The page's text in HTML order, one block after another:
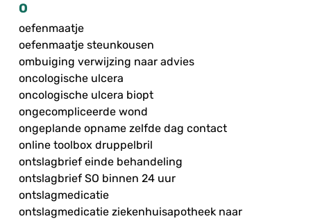
O
oefenmaatje
oefenmaatje steunkousen
ombuiging verwijzing naar advies
oncologische ulcera
oncologische ulcera biopt
ongecompliceerde wond
ongeplande opname zelfde dag contact
online toolbox druppelbril
ontslagbrief einde behandeling
ontslagbrief SO binnen 24 uur
ontslagmedicatie
ontslagmedicatie ziekenhuisapotheek naar